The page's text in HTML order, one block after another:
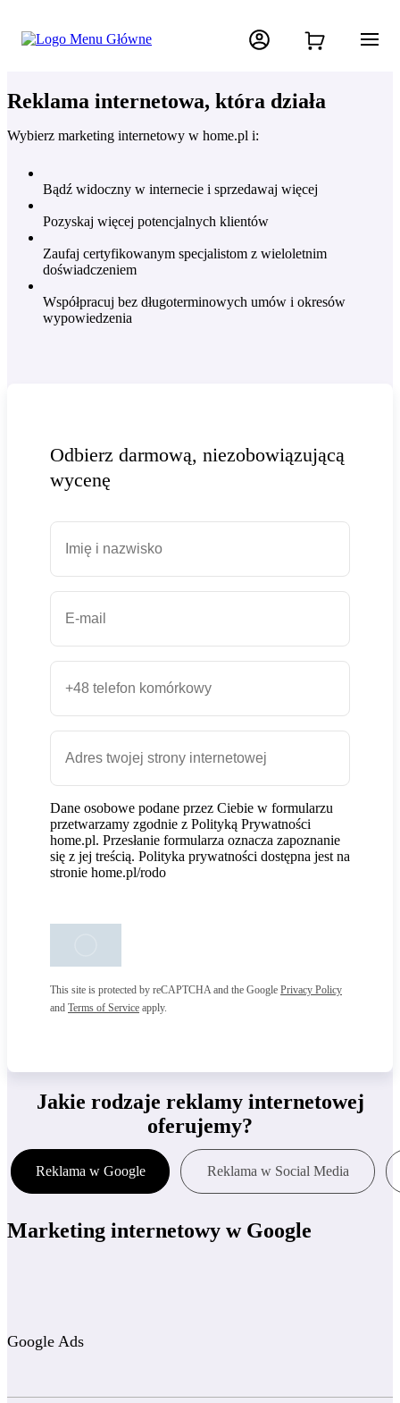
Reklama internetowa, która działa
Wybierz marketing internetowy w home.pl i:
Bądź widoczny w internecie i sprzedawaj więcej
Pozyskaj więcej potencjalnych klientów
Zaufaj certyfikowanym specjalistom z wieloletnim
doświadczeniem
Współpracuj bez długoterminowych umów i okresów
wypowiedzenia
Odbierz darmową, niezobowiązującą
wycenę
Dane osobowe podane przez Ciebie w formularzu
przetwarzamy zgodnie z Polityką Prywatności
home.pl. Przesłanie formularza oznacza zapoznanie
się z jej treścią. Polityka prywatności dostępna jest na
stronie home.pl/rodo
This site is protected by reCAPTCHA and the Google Privacy Policy
and Terms of Service apply.
Jakie rodzaje reklamy internetowej
oferujemy?
Reklama w Google Reklama w Social Media
Marketing internetowy w Google
Google Ads